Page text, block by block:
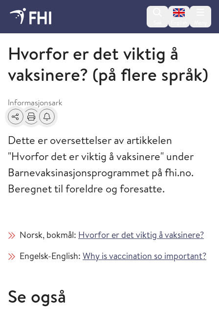
Change
Informasjonsark
Hvorfor er det viktig å
vaksinere? (på flere språk)
Informasjonsark
Del Skriv utFå varsel om endringer
Dette er oversettelser av artikkelen
"Hvorfor det er viktig å vaksinere" under
Barnevaksinasjonsprogrammet på fhi.no.
Beregnet til foreldre og foresatte.
Norsk, bokmål: Hvorfor er det viktig å vaksinere?
Engelsk-English: Why is vaccination so important?
Se også